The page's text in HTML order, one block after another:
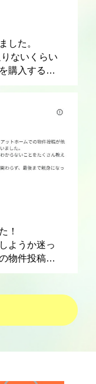
した。
ないくらい
購入する際
の誠意のな
だき、不動
豊富な経験
いによっ
無事購入す
できる業者
ームを行っ
みです。
不動産会社
！
ようか迷っ
物件投稿が
かれていた
たくさん教
土地の条件
き本当に感